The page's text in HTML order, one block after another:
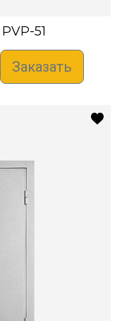
PVP-51
Заказать